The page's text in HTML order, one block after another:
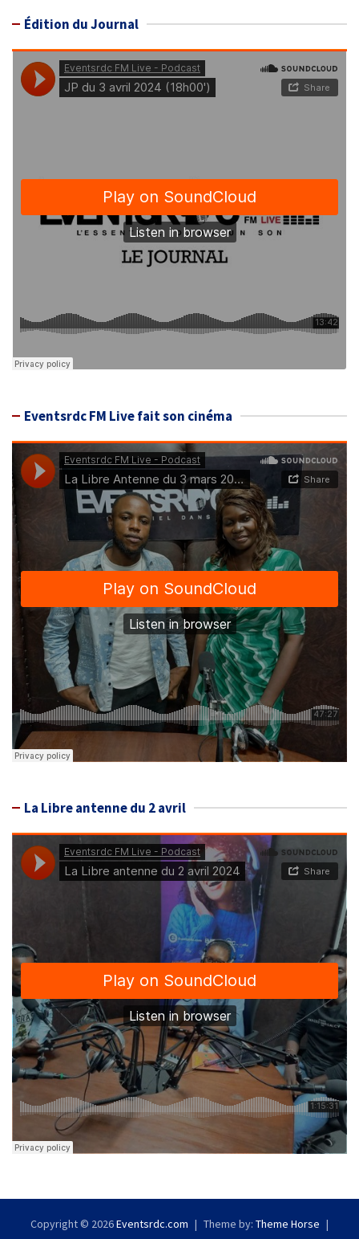
Édition du Journal
Eventsrdc FM Live fait son cinéma
La Libre antenne du 2 avril
Copyright © 2026Eventsrdc.com Theme by: Theme Horse